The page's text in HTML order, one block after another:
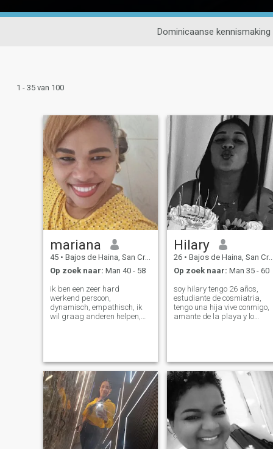
Dominicaanse kennismaking
1 - 35 van 100
mariana
45 • Bajos de Haina, San Cristóbal, Dominicaanse Rep.
Op zoek naar: Man 40 - 58
ik ben een zeer hard
werkend persoon,
dynamisch, empathisch, ik
wil graag anderen helpen,
Verzorgd, geurd zeer
respectvol en
verantwoordelijk, toegewijd
aan wat ik doe en zeer goed
in wat ik doe omdat ik
dingen doe met liefde en de
zegen van God, ik ben erg
huiselijk en meer positieve
kwaliteiten. ik ben 45 jaar
oud ik zou graag een
Hilary
26 • Bajos de Haina, San Cristóbal, Dominicaanse Rep.
Op zoek naar: Man 35 - 60
soy hilary tengo 26 años,
estudiante de cosmiatria,
tengo una hija vive conmigo,
amante de la playa y lo